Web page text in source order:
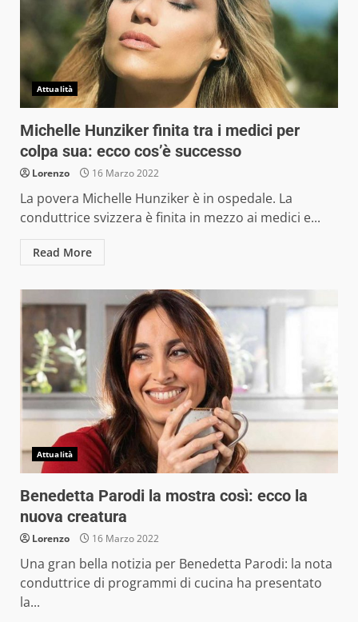
Attualità
Michelle Hunziker finita tra i medici per
colpa sua: ecco cos’è successo
Lorenzo 16 Marzo 2022
La povera Michelle Hunziker è in ospedale. La
conduttrice svizzera è finita in mezzo ai medici e...
Read More
Attualità
Benedetta Parodi la mostra così: ecco la
nuova creatura
Lorenzo 16 Marzo 2022
Una gran bella notizia per Benedetta Parodi: la nota
conduttrice di programmi di cucina ha presentato
la...